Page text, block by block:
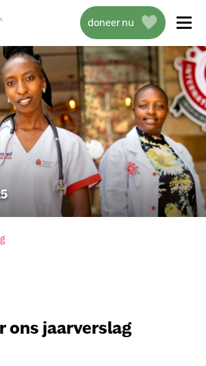
doneer nu
health africa
wat we doen
projecten
dossiers
ons jaarverslag